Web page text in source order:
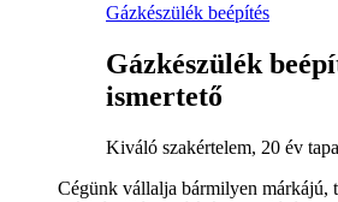
Gázkészülék beépítés
Gázkészülék
ismertető
Kiváló szakértelem, 20 év
Cégünk vállalja bármilyen márkájú,